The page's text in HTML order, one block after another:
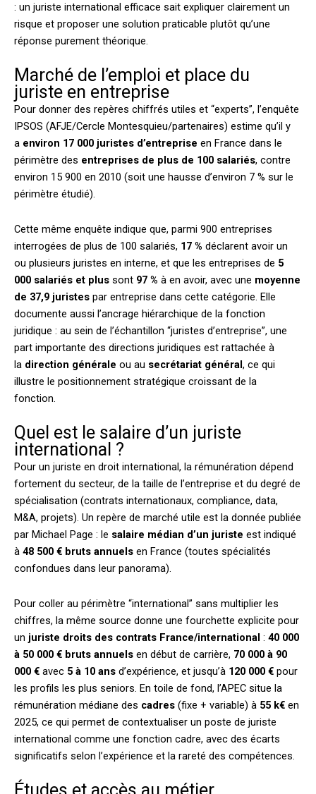
: un juriste international efficace sait expliquer clairement un
risque et proposer une solution praticable plutôt qu’une
réponse purement théorique.
Marché de l’emploi et place du
juriste en entreprise
Pour donner des repères chiffrés utiles et “experts”, l’enquête
IPSOS (AFJE/Cercle Montesquieu/partenaires) estime qu’il y
a environ 17 000 juristes d’entreprise en France dans le
périmètre des entreprises de plus de 100 salariés, contre
environ 15 900 en 2010 (soit une hausse d’environ 7 % sur le
périmètre étudié).
Cette même enquête indique que, parmi 900 entreprises
interrogées de plus de 100 salariés, 17 % déclarent avoir un
ou plusieurs juristes en interne, et que les entreprises de 5
000 salariés et plus sont 97 % à en avoir, avec une moyenne
de 37,9 juristes par entreprise dans cette catégorie. Elle
documente aussi l’ancrage hiérarchique de la fonction
juridique : au sein de l’échantillon “juristes d’entreprise”, une
part importante des directions juridiques est rattachée à
la direction générale ou au secrétariat général, ce qui
illustre le positionnement stratégique croissant de la
fonction.
Quel est le salaire d’un juriste
international ?
Pour un juriste en droit international, la rémunération dépend
fortement du secteur, de la taille de l’entreprise et du degré de
spécialisation (contrats internationaux, compliance, data,
M&A, projets). Un repère de marché utile est la donnée publiée
par Michael Page : le salaire médian d’un juriste est indiqué
à 48 500 € bruts annuels en France (toutes spécialités
confondues dans leur panorama).
Pour coller au périmètre “international” sans multiplier les
chiffres, la même source donne une fourchette explicite pour
un juriste droits des contrats France/international : 40 000
à 50 000 € bruts annuels en début de carrière, 70 000 à 90
000 € avec 5 à 10 ans d’expérience, et jusqu’à 120 000 € pour
les profils les plus seniors. En toile de fond, l’APEC situe la
rémunération médiane des cadres (fixe + variable) à 55 k€ en
2025, ce qui permet de contextualiser un poste de juriste
international comme une fonction cadre, avec des écarts
significatifs selon l’expérience et la rareté des compétences.